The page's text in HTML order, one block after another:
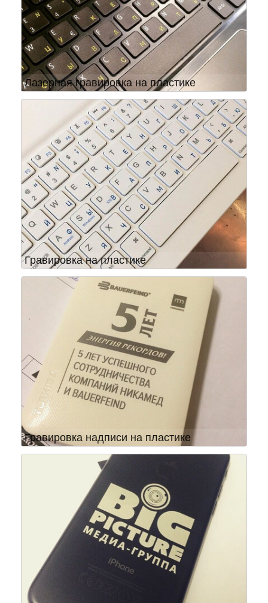
Лазерная гравировка на пластике
Гравировка на пластике
Гравировка надписи на пластике